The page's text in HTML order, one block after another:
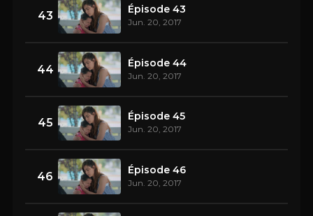
43 Épisode 43
Jun. 20, 2017
44 Épisode 44
Jun. 20, 2017
45 Épisode 45
Jun. 20, 2017
46 Épisode 46
Jun. 20, 2017